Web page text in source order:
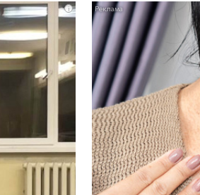
i